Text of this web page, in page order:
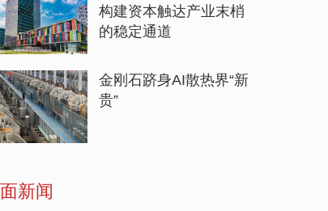
构建资本触达产业末梢
的稳定通道
金刚石跻身AI散热界“新
贵”
新闻